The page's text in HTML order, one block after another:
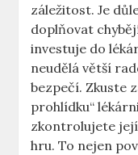
záležitost. Je
doplňovat
investuje do
neudělá větší
bezpečí. Zkuste
prohlídku“
zkontrolujete její
hru. To nejen